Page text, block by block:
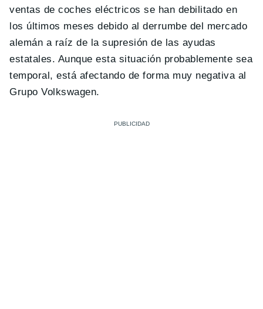
ventas de coches eléctricos se han debilitado en
los últimos meses debido al derrumbe del mercado
alemán a raíz de la supresión de las ayudas
estatales. Aunque esta situación probablemente sea
temporal, está afectando de forma muy negativa al
Grupo Volkswagen.